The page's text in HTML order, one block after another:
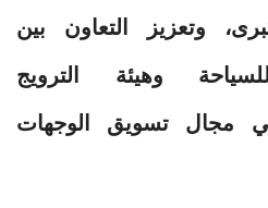
وتعزيز التعاون بين
وهيئة الترويج
مجال تسويق الوجهات